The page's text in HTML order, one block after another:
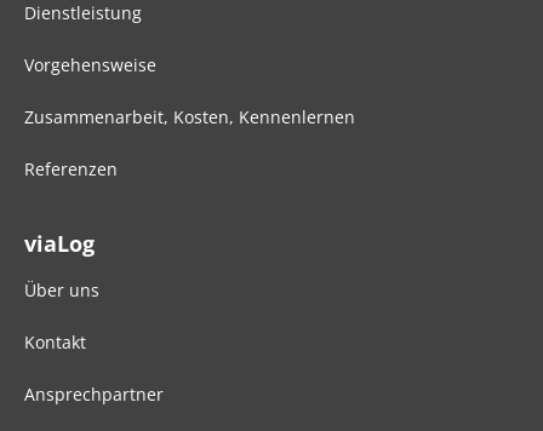
Dienstleistung
Vorgehensweise
Zusammenarbeit, Kosten, Kennenlernen
Referenzen
viaLog
Über uns
Kontakt
Ansprechpartner